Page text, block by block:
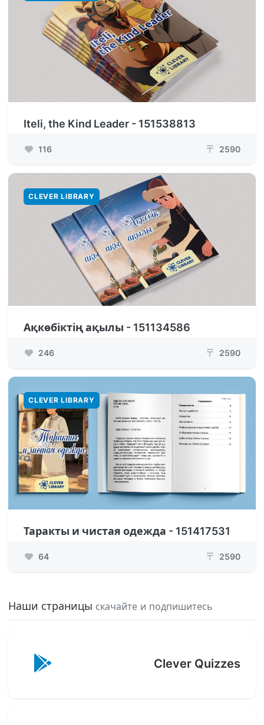
Iteli, the Kind Leader - 151538813
116 ₸ 2590
CLEVER LIBRARY
Ақкөбіктің ақылы - 151134586
246 ₸ 2590
CLEVER LIBRARY
Таракты и чистая одежда - 151417531
64 ₸ 2590
Наши страницы скачайте и подпишитесь
Clever Quizzes